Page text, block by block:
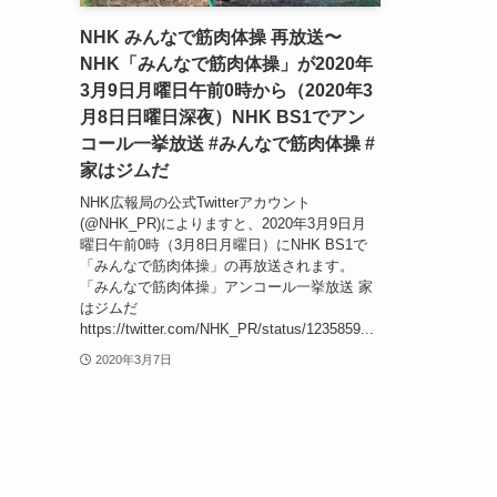
NHK みんなで筋肉体操 再放送〜
NHK「みんなで筋肉体操」が2020年
3月9日月曜日午前0時から（2020年3
月8日日曜日深夜）NHK BS1でアン
コール一挙放送 #みんなで筋肉体操 #
家はジムだ
NHK広報局の公式Twitterアカウント
(@NHK_PR)によりますと、2020年3月9日月
曜日午前0時（3月8日月曜日）にNHK BS1で
「みんなで筋肉体操」の再放送されます。
「みんなで筋肉体操」アンコール一挙放送 家
はジムだ
https://twitter.com/NHK_PR/status/1235859...
2020年3月7日